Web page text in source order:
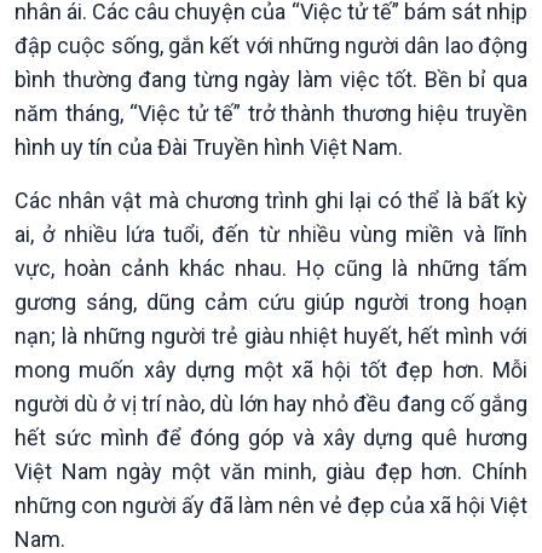
Chính trị
Tin Chính trị
Chính phủ với người dân
Quốc hội với cử tri
Xây dựng đảng
Nhận diện sự thật
Pháp luật và đời sống
Thế giới
Tin thế giới
Vấn đề quốc tế
Hồ sơ sự kiện quốc tế
Thế giới & Việt Nam
Biên cương - Một dải vững
bền
nhân ái. Các câu chuyện của “Việc tử tế” bám sát nhịp
đập cuộc sống, gắn kết với những người dân lao động
bình thường đang từng ngày làm việc tốt. Bền bỉ qua
năm tháng, “Việc tử tế” trở thành thương hiệu truyền
hình uy tín của Đài Truyền hình Việt Nam.
Các nhân vật mà chương trình ghi lại có thể là bất kỳ
ai, ở nhiều lứa tuổi, đến từ nhiều vùng miền và lĩnh
vực, hoàn cảnh khác nhau. Họ cũng là những tấm
gương sáng, dũng cảm cứu giúp người trong hoạn
nạn; là những người trẻ giàu nhiệt huyết, hết mình với
mong muốn xây dựng một xã hội tốt đẹp hơn. Mỗi
người dù ở vị trí nào, dù lớn hay nhỏ đều đang cố gắng
hết sức mình để đóng góp và xây dựng quê hương
Việt Nam ngày một văn minh, giàu đẹp hơn. Chính
những con người ấy đã làm nên vẻ đẹp của xã hội Việt
Nam.